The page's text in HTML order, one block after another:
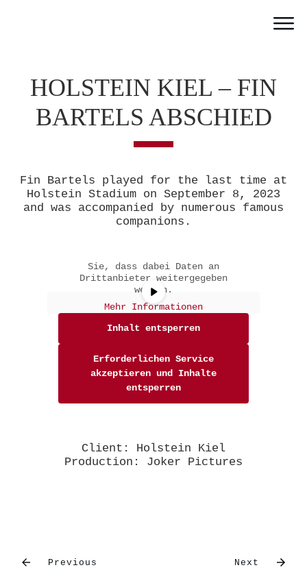
Jobs
HOLSTEIN KIEL – FIN
BARTELS ABSCHIED
Fin Bartels played for the last time at
Holstein Stadium on September 8, 2023
and was accompanied by numerous famous
companions.
Sie sehen gerade einen
Platzhalterinhalt von
auf den eigentlichen Inhalt
Sie, dass dabei Daten an
Drittanbieter weitergegeben
werden.
Mehr Informationen
Inhalt entsperren
Erforderlichen Service
akzeptieren und Inhalte
entsperren
Client: Holstein Kiel
Production: Joker Pictures
Previous Next